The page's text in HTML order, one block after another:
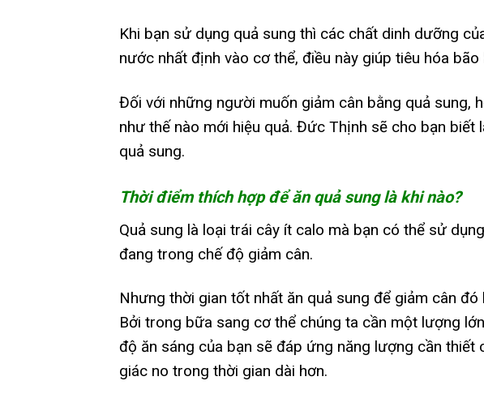
Khi bạn sử dụng quả sung thì các chất dinh dưỡng
nước nhất định vào cơ thể, điều này giúp tiêu hóa
Đối với những người muốn giảm cân bằng quả sung,
như thế nào mới hiệu quả. Đức Thịnh sẽ cho bạn biết
quả sung.
Thời điểm thích hợp để ăn quả sung là khi nào?
Quả sung là loại trái cây ít calo mà bạn có thể sử
đang trong chế độ giảm cân.
Nhưng thời gian tốt nhất ăn quả sung để giảm cân
Bởi trong bữa sang cơ thể chúng ta cần một lượng
độ ăn sáng của bạn sẽ đáp ứng năng lượng cần
giác no trong thời gian dài hơn.